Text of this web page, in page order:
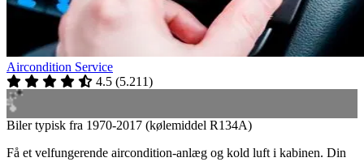
Aircondition Service
4.5 (5.211)
Biler typisk fra 1970-2017 (kølemiddel R134A)
Få et velfungerende aircondition-anlæg og kold luft i kabinen. Din